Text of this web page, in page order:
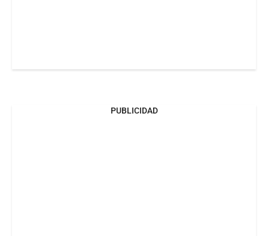
PUBLICIDAD